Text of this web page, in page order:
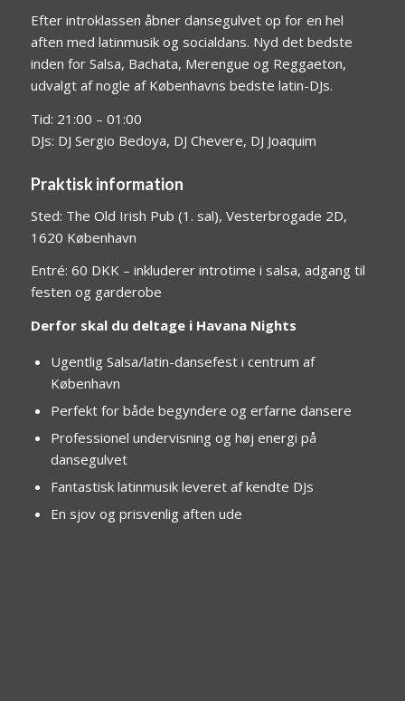
Efter introklassen åbner dansegulvet op for en hel
aften med latinmusik og socialdans. Nyd det bedste
inden for Salsa, Bachata, Merengue og Reggaeton,
udvalgt af nogle af Københavns bedste latin-DJs.
Tid: 21:00 – 01:00
DJs: DJ Sergio Bedoya, DJ Chevere, DJ Joaquim
Praktisk information
Sted: The Old Irish Pub (1. sal), Vesterbrogade 2D,
1620 København
Entré: 60 DKK – inkluderer introtime i salsa, adgang til
festen og garderobe
Derfor skal du deltage i Havana Nights
Ugentlig Salsa/latin-dansefest i centrum af
København
Perfekt for både begyndere og erfarne dansere
Professionel undervisning og høj energi på
dansegulvet
Fantastisk latinmusik leveret af kendte DJs
En sjov og prisvenlig aften ude